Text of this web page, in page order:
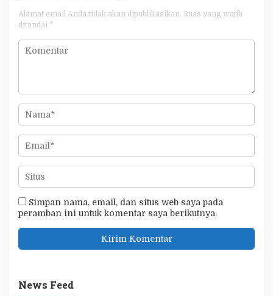
Alamat email Anda tidak akan dipublikasikan. Ruas yang wajib
ditandai *
Simpan nama, email, dan situs web saya pada
peramban ini untuk komentar saya berikutnya.
News Feed